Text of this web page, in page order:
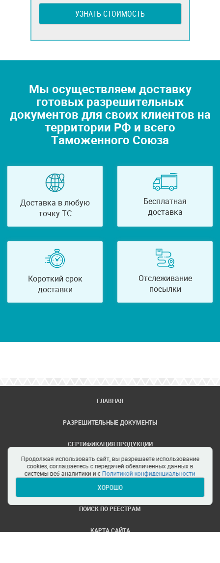
УЗНАТЬ СТОИМОСТЬ
Мы осуществляем доставку
готовых разрешительных
документов для своих клиентов на
территории РФ и всего
Таможенного Союза
Доставка в любую
точку ТС
Бесплатная
доставка
Короткий срок
доставки
Отслеживание
посылки
ГЛАВНАЯ
РАЗРЕШИТЕЛЬНЫЕ ДОКУМЕНТЫ
СЕРТИФИКАЦИЯ ПРОДУКЦИИ
ЗАДАТЬ ВОПРОС
ЦЕНТРЫ СЕРТИФИКАЦИИ
ПОИСК ПО РЕЕСТРАМ
КАРТА САЙТА
Продолжая использовать сайт, вы разрешаете использование
cookies, соглашаетесь с передачей обезличенных данных в
системы веб-аналитики и сПолитикой конфиденциальности
ХОРОШО